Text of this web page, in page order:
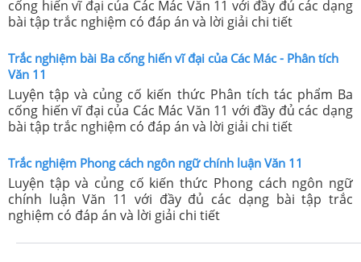
cống hiến vĩ đại của Các Mác Văn 11 với đầy đủ các dạng
bài tập trắc nghiệm có đáp án và lời giải chi tiết
Trắc nghiệm bài Ba cống hiến vĩ đại của Các Mác - Phân tích
Văn 11
Luyện tập và củng cố kiến thức Phân tích tác phẩm Ba
cống hiến vĩ đại của Các Mác Văn 11 với đầy đủ các dạng
bài tập trắc nghiệm có đáp án và lời giải chi tiết
Trắc nghiệm Phong cách ngôn ngữ chính luận Văn 11
Luyện tập và củng cố kiến thức Phong cách ngôn ngữ
chính luận Văn 11 với đầy đủ các dạng bài tập trắc
nghiệm có đáp án và lời giải chi tiết